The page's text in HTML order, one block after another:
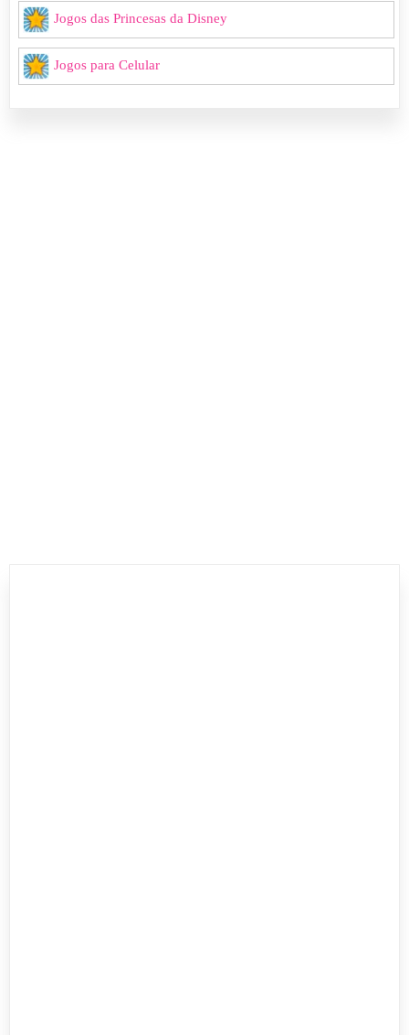
Jogos das Princesas da Disney
Jogos para Celular